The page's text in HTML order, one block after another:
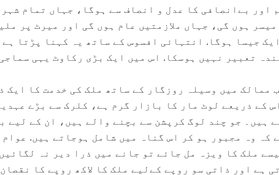
اور بےانصافی کا عدل و انصاف سے ہوگا، جہاں تمام
ہوں گی، جہاں ملازمتیں عام ہوں گی اور میرٹ پر
جیسا ہوگا. انتہائی افسوس کے ساتھ یہ کہنا پڑتا ہے
تعبیر نہیں ہوسکا. اس میں ایک بڑی رکاوٹ یہی
ممالک میں وسیلہ روزگار کے ساتھ ملک کی خدمت کا ایک
کے ذریعے لوٹ مار کا بازار گرم ہے، کلرک سے بڑے
ہیں۔ جو چند لوگ کرپشن سے بچنے والے ہیں، ان کے لیے
کہ وہ مجبور ہو کر اس گناہ میں شامل ہوجاتے ہیں. عوام
ملک کا ویزہ مل جائے تو جانے میں ذرا دیر نہ
ہے اور ذاتی سو روپے کےلیے ملک کا لاکھ روپے کا